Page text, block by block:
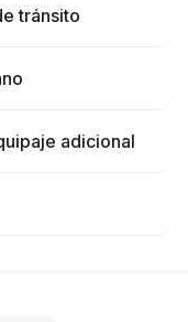
tránsito
adicional